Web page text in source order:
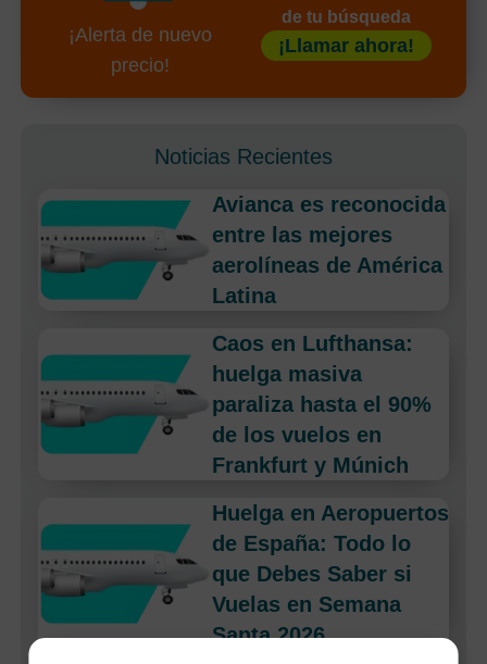
¡Alerta de nuevo
precio!
de tu búsqueda
¡Llamar ahora!
Noticias Recientes
Avianca es reconocida
entre las mejores
aerolíneas de América
Latina
Caos en Lufthansa:
huelga masiva
paraliza hasta el 90%
de los vuelos en
Frankfurt y Múnich
Huelga en Aeropuertos
de España: Todo lo
que Debes Saber si
Vuelas en Semana
Santa 2026